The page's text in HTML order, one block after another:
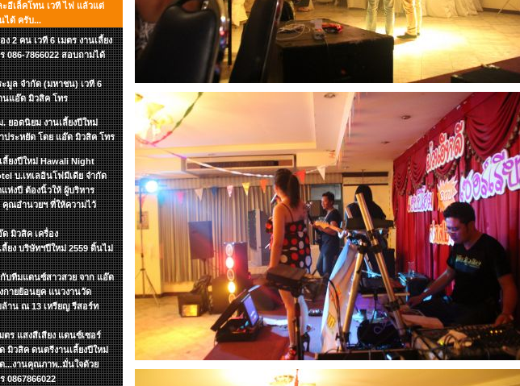
อีเล็คโทน เวที ไฟ แล้วแต่
ได้ ครับ...
2 คน เวที 6 เมตร งานเลี้ยง
086-7866022 สอบถามได้
มูล จำกัด (มหาชน) เวที 6
นแอ๊ด มิวสิค โทร
ยอดนิยม งานเลี้ยงปีใหม่
ประหยัด โดย แอ๊ด มิวสิค โทร
ลี้ยงปีใหม่ Hawali Night
บ.เทเลอินโฟมีเดีย จำกัด
ห่งปี ต้องนิ้วให้ ผู้บริหาร
ณอำนวยฯ ที่ให้ความไว้
มิวสิค เครื่อง
ยง บริษัทฯปีใหม่ 2559 ดิ้นไม่
บทีมแดนซ์สาวสวย จาก แอ๊ด
กายย้อนยุค แนวงานวัด
ล้าน ณ 13 เหรียญ รีสอร์ท
ตร แสงสีเสียง แดนซ์เซอร์
มิวสิค ดนตรีงานเลี้ยงปีใหม่
...งานคุณภาพ..มั่นใจด้วย
0867866022